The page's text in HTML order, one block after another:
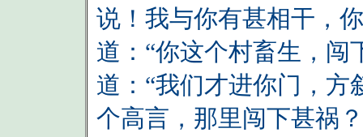
说！我与你有甚相干，
道：“你这个村畜生，闯
道：“我们才进你门，
个高言，那里闯下甚祸